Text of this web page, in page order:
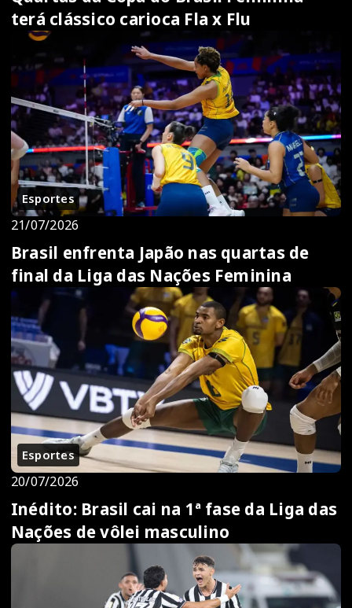
terá clássico carioca Fla x Flu
Esportes
21/07/2026
Brasil enfrenta Japão nas quartas de
final da Liga das Nações Feminina
Esportes
20/07/2026
Inédito: Brasil cai na 1ª fase da Liga das
Nações de vôlei masculino